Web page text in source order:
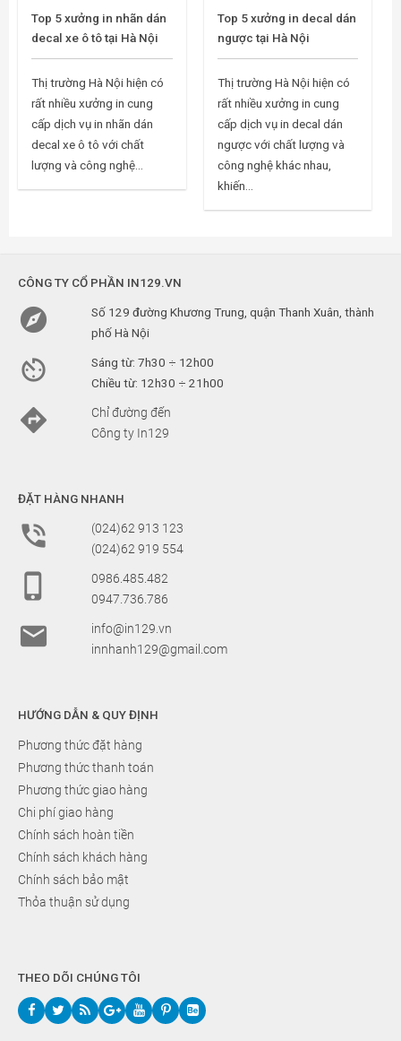
Top 5 xưởng in nhãn dán
decal xe ô tô tại Hà Nội
Thị trường Hà Nội hiện có
rất nhiều xưởng in cung
cấp dịch vụ in nhãn dán
decal xe ô tô với chất
lượng và công nghệ...
Top 5 xưởng in decal dán
ngược tại Hà Nội
Thị trường Hà Nội hiện có
rất nhiều xưởng in cung
cấp dịch vụ in decal dán
ngược với chất lượng và
công nghệ khác nhau,
khiến...
CÔNG TY CỔ PHẦN IN129.VN

Số 129 đường Khương Trung, quận Thanh Xuân, thành
phố Hà Nội

Sáng từ: 7h30 ÷ 12h00
Chiều từ: 12h30 ÷ 21h00

Chỉ đường đến
Công ty In129
ĐẶT HÀNG NHANH

(024)62 913 123
(024)62 919 554

0986.485.482
0947.736.786

info@in129.vn
innhanh129@gmail.com
HƯỚNG DẪN & QUY ĐỊNH
Phương thức đặt hàng
Phương thức thanh toán
Phương thức giao hàng
Chi phí giao hàng
Chính sách hoàn tiền
Chính sách khách hàng
Chính sách bảo mật
Thỏa thuận sử dụng
THEO DÕI CHÚNG TÔI